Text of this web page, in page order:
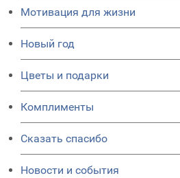
Мотивация для жизни
Новый год
Цветы и подарки
Комплименты
Сказать спасибо
Новости и события